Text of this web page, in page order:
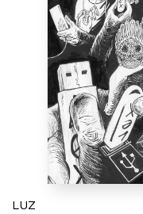
LUZ